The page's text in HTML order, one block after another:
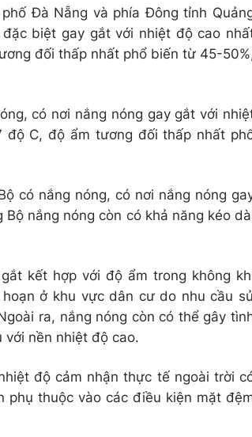
Đà Nẵng và phía Đông tỉnh
biệt gay gắt với nhiệt độ cao
đối thấp nhất phổ biến từ 45-
có nơi nắng nóng gay gắt với
C, độ ẩm tương đối thấp nhất
có nắng nóng, có nơi nắng nóng
nắng nóng còn có khả năng kéo
kết hợp với độ ẩm trong không
ở khu vực dân cư do nhu cầu
ra, nắng nóng còn có thể gây
nền nhiệt độ cao.
độ cảm nhận thực tế ngoài trời
thuộc vào các điều kiện mặt